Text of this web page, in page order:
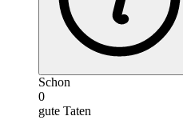
Schon
0
gute Taten